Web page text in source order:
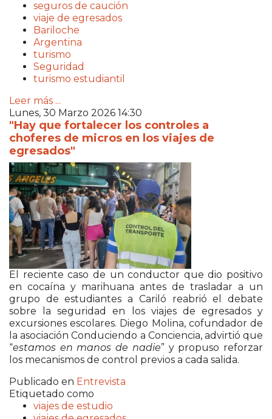
seguros de caución
viaje de egresados
Bariloche
Argentina
turismo
Seguridad
turismo estudiantil
Leer más ...
Lunes, 30 Marzo 2026 14:30
"Hay que fortalecer los controles a
choferes de micros en los viajes de
egresados"
El reciente caso de un conductor que dio positivo
en cocaína y marihuana antes de trasladar a un
grupo de estudiantes a Cariló reabrió el debate
sobre la seguridad en los viajes de egresados y
excursiones escolares. Diego Molina, cofundador de
la asociación Conduciendo a Conciencia, advirtió que
“estamos en manos de nadie” y propuso reforzar
los mecanismos de control previos a cada salida.
Publicado en Entrevista
Etiquetado como
viajes de estudio